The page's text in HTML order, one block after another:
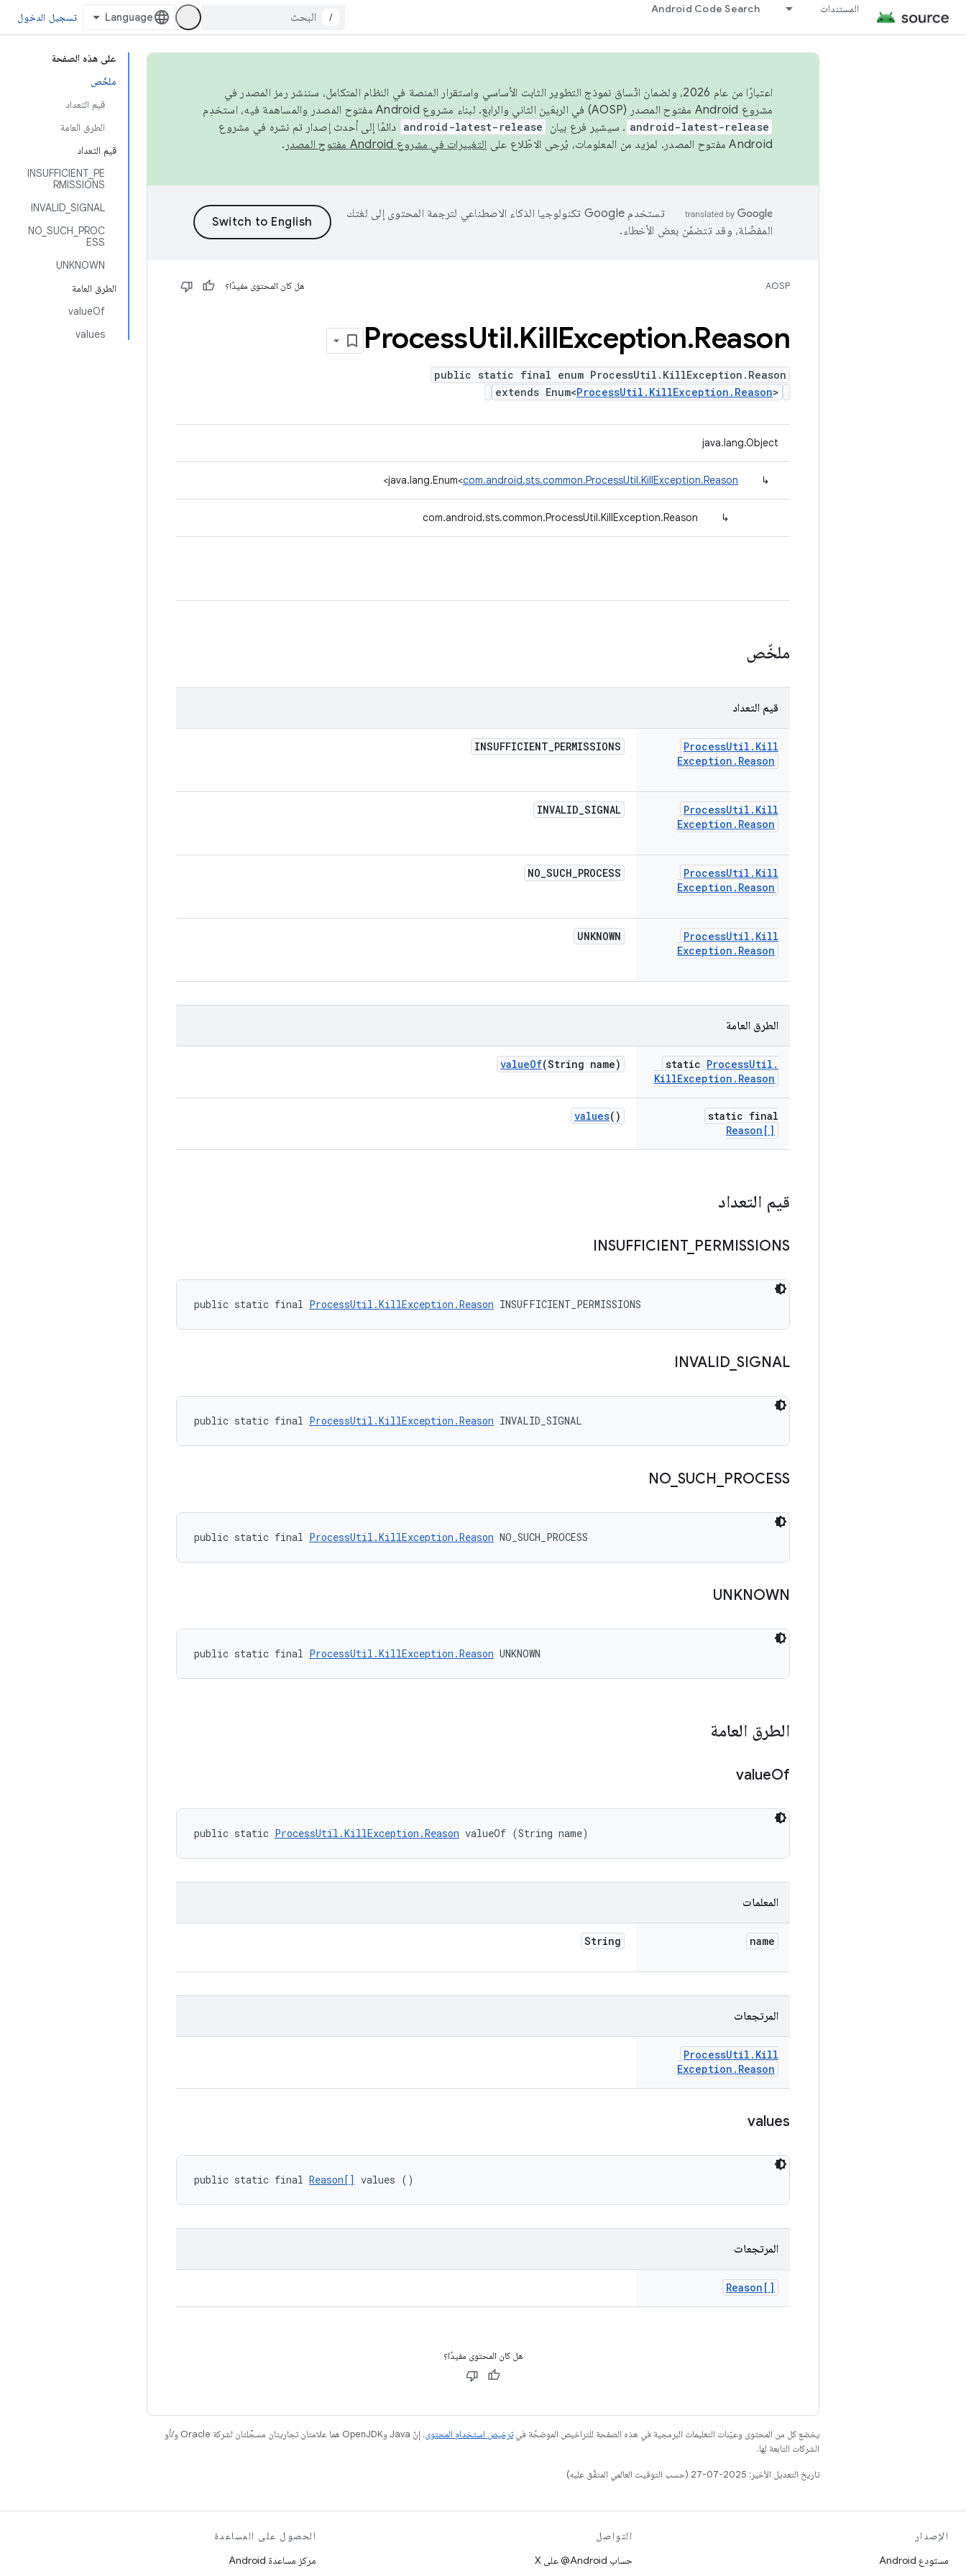
المستندات Android Code Search
/ تسجيل الدخول
على هذه الصفحة
ملخّص
قيم التعداد
الطرق العامة
قيم التعداد
INSUFFICIENT_PE
RMISSIONS
INVALID_SIGNAL
NO_SUCH_PROC
ESS
UNKNOWN
الطرق العامة
valueOf
values
اعتبارًا من عام 2026، ولضمان اتّساق نموذج التطوير الثابت الأساسي واستقرار المنصة في النظام المتكامل، سننشر رمز المصدر في
مشروع Android مفتوح المصدر (AOSP) في الربعَين الثاني والرابع. لبناء مشروع Android مفتوح المصدر والمساهمة فيه، استخدِم
android-latest-release . سيشير فرع بيان android-latest-release دائمًا إلى أحدث إصدار تم نشره في مشروع
Android مفتوح المصدر. لمزيد من المعلومات، يُرجى الاطّلاع على
التغييرات في مشروع Android مفتوح المصدر .
تستخدم Google تكنولوجيا الذكاء الاصطناعي لترجمة المحتوى إلى لغتك
المفضّلة، وقد تتضمّن بعض الأخطاء.
AOSP هل كان المحتوى مفيدًا؟
ProcessUtil.KillException.Reason
public static final enum ProcessUtil.KillException.Reason
extends Enum<ProcessUtil.KillException.Reason>
java.lang.Object
↳
java.lang.Enum<com.android.sts.common.ProcessUtil.KillException.Reason
>
↳
com.android.sts.common.ProcessUtil.KillException.Reason
ملخّص
قيم التعداد
ProcessUtil . Kill
Exception . Reason
INSUFFICIENT_PERMISSIONS
ProcessUtil . Kill
Exception . Reason
INVALID_SIGNAL
ProcessUtil . Kill
Exception . Reason
NO_SUCH_PROCESS
ProcessUtil . Kill
Exception . Reason
UNKNOWN
الطرق العامة
static ProcessUtil .
KillException . Reason
valueOf(String name)
static final
Reason[]
values()
قيم التعداد
INSUFFICIENT_ PERMISSIONS
public static final ProcessUtil.KillException.Reason INSUFFICIENT_PERMISSIONS
INVALID SIGNAL
public static final ProcessUtil.KillException.Reason INVALID_SIGNAL
NO SUCH PROCESS
public static final ProcessUtil.KillException.Reason NO_SUCH_PROCESS
UNKNOWN
public static final ProcessUtil.KillException.Reason UNKNOWN
الطرق العامة
valueOf
public static ProcessUtil.KillException.Reason valueOf (String name)
المعلمات
name
String
المرتجعات
ProcessUtil . Kill
Exception . Reason
values
public static final Reason[] values ()
المرتجعات
Reason[]
هل كان المحتوى مفيدًا؟
يخضع كل من المحتوى وعيّنات التعليمات البرمجية في هذه الصفحة للتراخيص الموضحّة فيترخيص استخدام المحتوى
. إنّ Java وOpenJDK هما علامتان تجاريتان مسجَّلتان لشركة Oracle و/أو
الشركات التابعة لها.
تاريخ التعديل الأخير: 2025-07-27 (حسب التوقيت العالمي المتفَّق عليه)
الإصدار
مستودع Android
التواصل
حساب ‎@Android على X
الحصول على المساعدة
مركز مساعدة Android